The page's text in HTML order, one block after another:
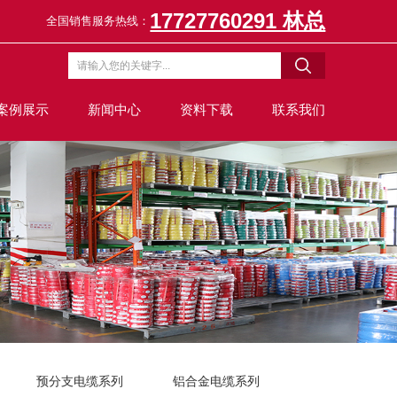
全国销售服务热线： 17727760291 林总
例展示 新闻中心 资料下载 联系我们
预分支电缆系列 铝合金电缆系列